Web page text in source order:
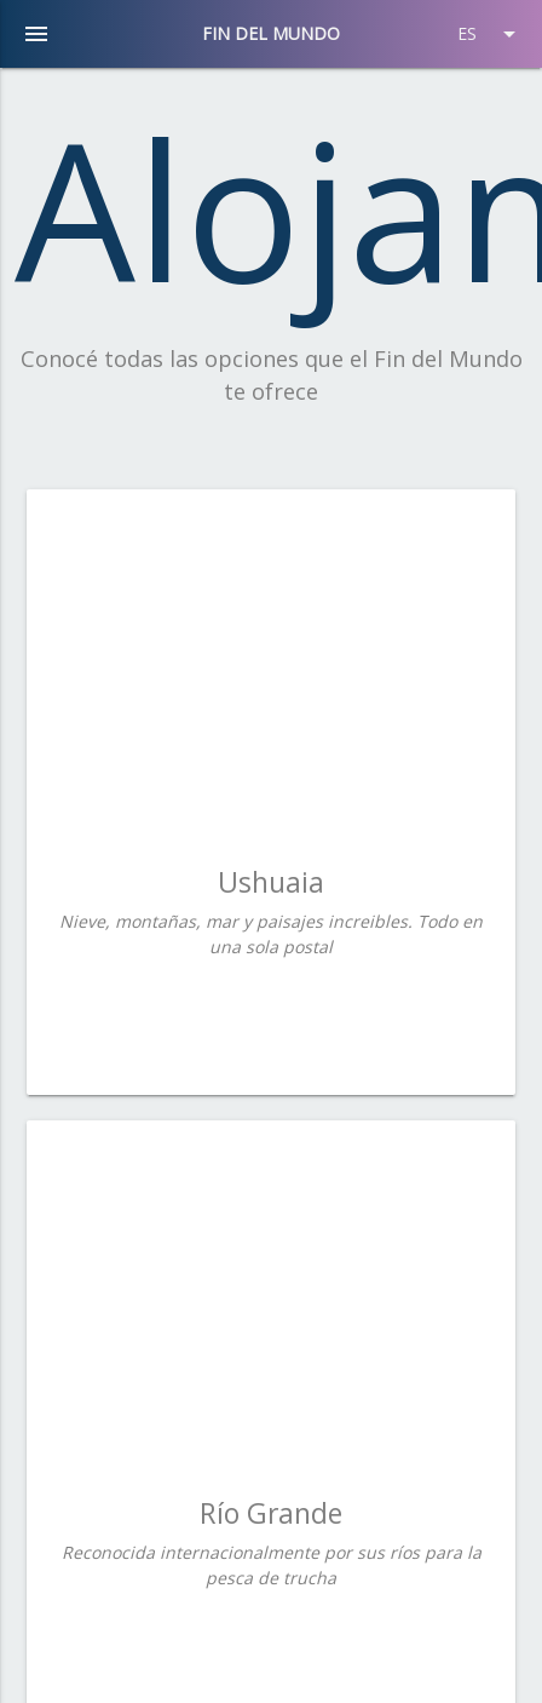
FIN DEL MUNDO
menu ES arrow_drop_down
Conocé todas las opciones que el Fin del Mundo
te ofrece
Ushuaia
Nieve, montañas, mar y paisajes increibles. Todo en
una sola postal
Río Grande
Reconocida internacionalmente por sus ríos para la
pesca de trucha